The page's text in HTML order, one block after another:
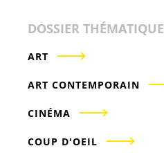
DOSSIER THÉMATIQUE
ART
ART CONTEMPORAIN
CINÉMA
COUP D'OEIL